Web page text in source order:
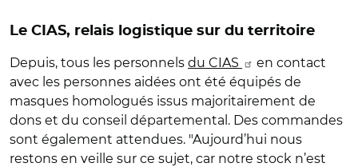
Le CIAS, relais logistique sur du territoire
Depuis, tous les personnels du CIAS
en contact
avec les personnes aidées ont été équipés de
masques homologués issus majoritairement de
dons et du conseil départemental. Des commandes
sont également attendues. "Aujourd’hui nous
restons en veille sur ce sujet, car notre stock n’est